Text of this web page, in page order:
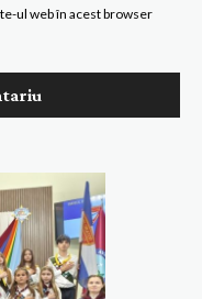
ul web în acest browser